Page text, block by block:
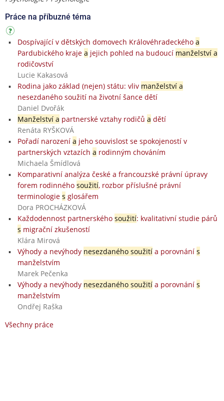
Práce na příbuzné téma
Dospívající v dětských domovech Královéhradeckého a
Pardubického kraje a jejich pohled na budoucí manželství a
rodičovství
Lucie Kakasová
Rodina jako základ (nejen) státu: vliv manželství a
nesezdaného soužití na životní šance dětí
Daniel Dvořák
Manželství a partnerské vztahy rodičů a dětí
Renáta RYŠKOVÁ
Pořadí narození a jeho souvislost se spokojeností v
partnerských vztazích a rodinným chováním
Michaela Šmídlová
Komparativní analýza české a francouzské právní úpravy
forem rodinného soužití, rozbor příslušné právní
terminologie s glosářem
Dora PROCHÁZKOVÁ
Každodennost partnerského soužití: kvalitativní studie párů
s migrační zkušeností
Klára Mirová
Výhody a nevýhody nesezdaného soužitía porovnání s
manželstvím
Marek Pečenka
Výhody a nevýhody nesezdaného soužitía porovnání s
manželstvím
Ondřej Raška
Všechny práce